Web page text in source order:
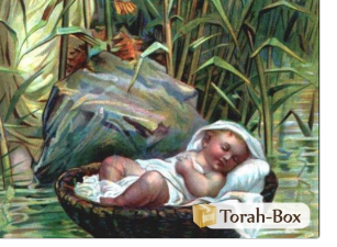
Il reste 49 places pour étudier en groupe sur Zoom
Eva vient de donner son Maasser
4 personnes viennent de nous rejoindre sur WhatsApp
3 personnes viennent de nous rejoindre sur WhatsApp
3 personnes viennent de faire un don pour Événements Torah-Box